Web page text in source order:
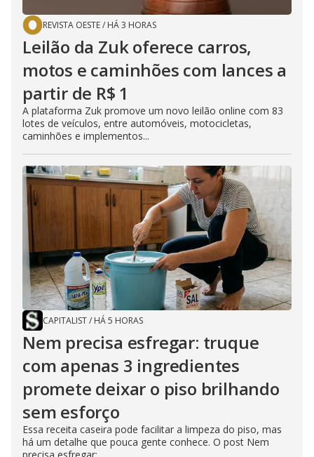
REVISTA OESTE/ HÁ 3 HORAS
Leilão da Zuk oferece carros,
motos e caminhões com lances a
partir de R$ 1
A plataforma Zuk promove um novo leilão online com 83
lotes de veículos, entre automóveis, motocicletas,
caminhões e implementos...
CAPITALIST/ HÁ 5 HORAS
Nem precisa esfregar: truque
com apenas 3 ingredientes
promete deixar o piso brilhando
sem esforço
Essa receita caseira pode facilitar a limpeza do piso, mas
há um detalhe que pouca gente conhece. O post Nem